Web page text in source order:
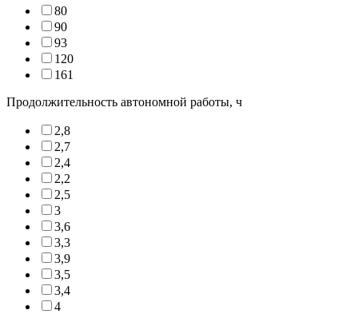
80
90
93
120
161
Продолжительность автономной работы, ч
2,8
2,7
2,4
2,2
2,5
3
3,6
3,3
3,9
3,5
3,4
4